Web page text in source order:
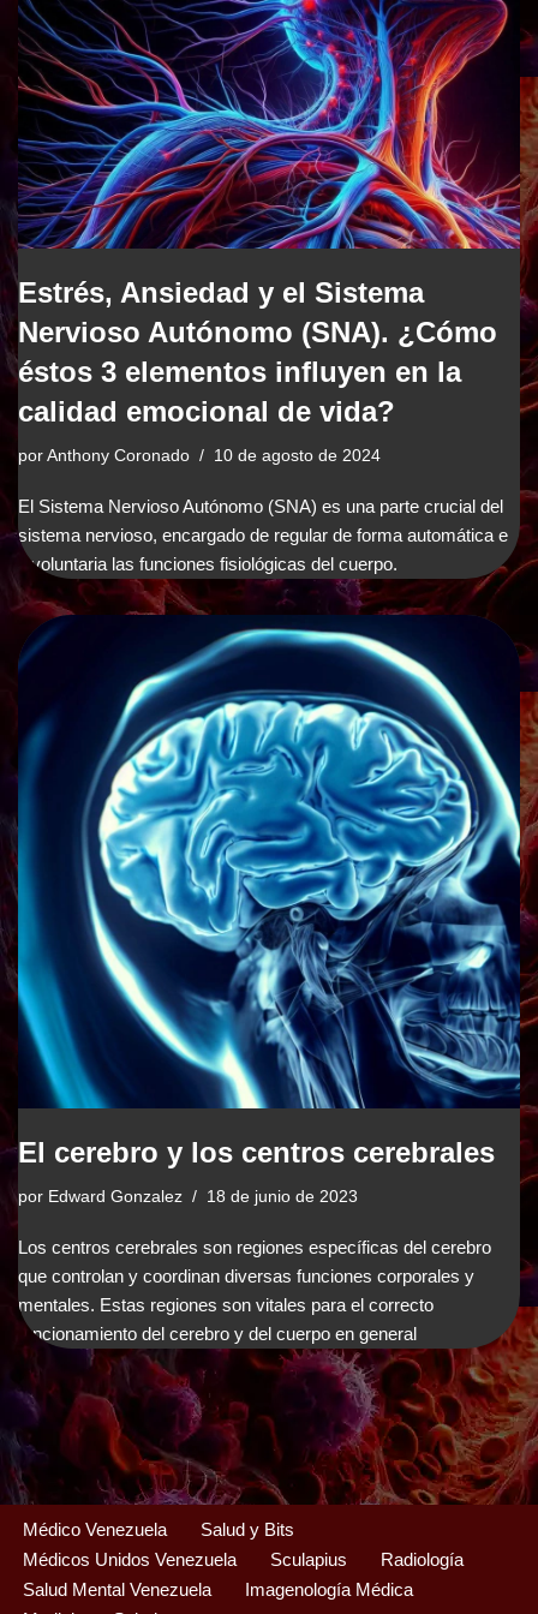
Estrés, Ansiedad y el Sistema
Nervioso Autónomo (SNA). ¿Cómo
éstos 3 elementos influyen en la
calidad emocional de vida?
por Anthony Coronado 10 de agosto de 2024
El Sistema Nervioso Autónomo (SNA) es una parte crucial del
sistema nervioso, encargado de regular de forma automática e
involuntaria las funciones fisiológicas del cuerpo.
El cerebro y los centros cerebrales
por Edward Gonzalez 18 de junio de 2023
Los centros cerebrales son regiones específicas del cerebro
que controlan y coordinan diversas funciones corporales y
mentales. Estas regiones son vitales para el correcto
funcionamiento del cerebro y del cuerpo en general
Médico Venezuela
Salud y Bits
Médicos Unidos Venezuela
Sculapius
Radiología
Salud Mental Venezuela
Imagenología Médica